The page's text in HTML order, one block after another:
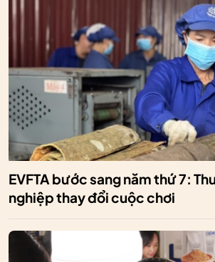
EVFTA bước sang năm thứ 7:
nghiệp thay đổi cuộc chơi